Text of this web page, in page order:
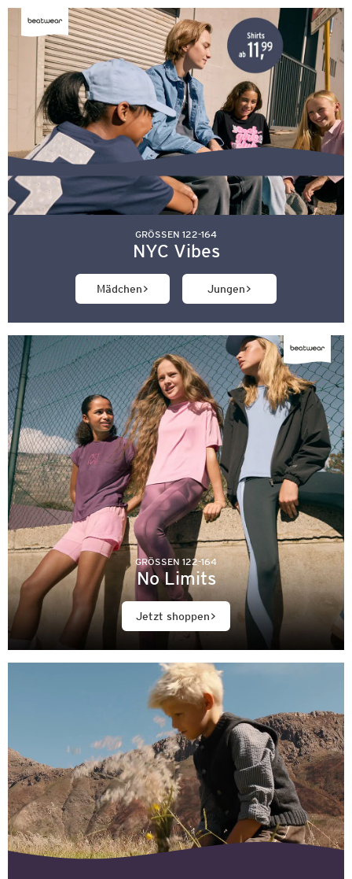
GRÖSSEN 122-164
NYC Vibes
Mädchen Jungen
GRÖSSEN 122-164
No Limits
Jetzt shoppen